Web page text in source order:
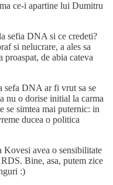
ce-i apartine lui Dumitru
sefia DNA si ce credeti?
si nelucrare, a ales sa
proaspat, de abia cateva
sefa DNA ar fi vrut sa se
nu o dorise initial la carma
se simtea mai puternic: in
ducea o politica
avea o sensibilitate
Bine, asa, putem zice
:)